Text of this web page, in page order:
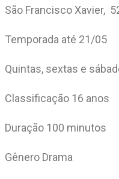
São Francisco Xavier,
Temporada até 21/05
Quintas, sextas e
Classificação 16 anos
Duração 100 minutos
Gênero Drama